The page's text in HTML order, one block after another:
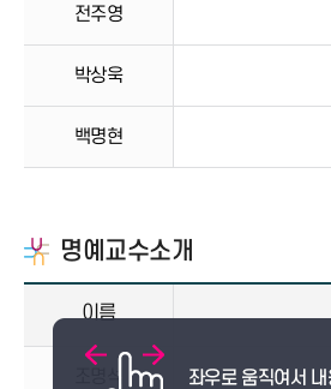
전주영
박상욱
백명현
명예교수소개
이름
조명석